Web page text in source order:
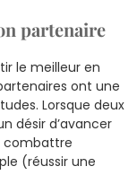
partenaire
le meilleur en
ont une
Lorsque deux
désir d’avancer
combattre
(réussir une